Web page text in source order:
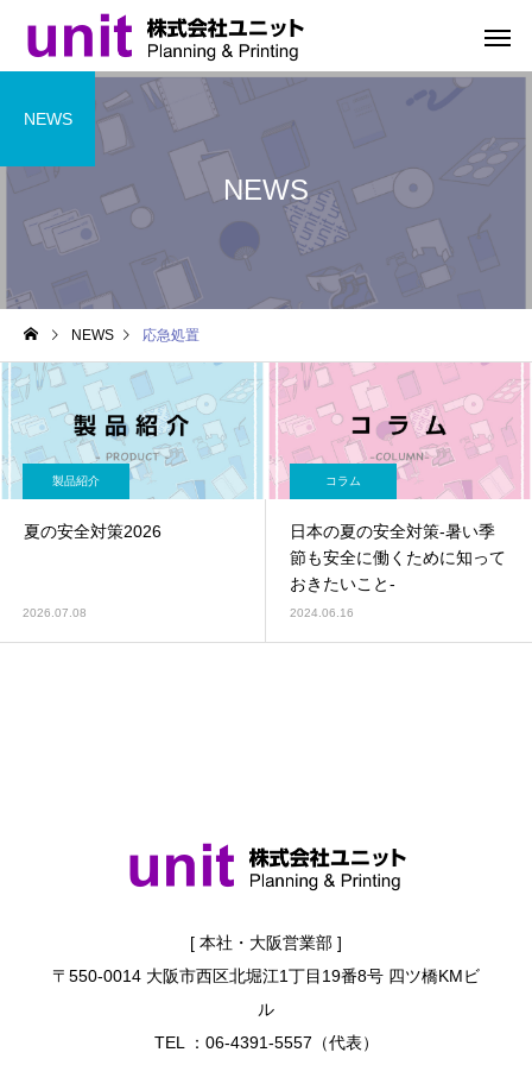
NEWS
NEWS
NEWS 応急処置
製品紹介
夏の安全対策2026
2026.07.08
コラム
日本の夏の安全対策-暑い季
節も安全に働くために知って
おきたいこと-
2024.06.16
[ 本社・大阪営業部 ]
〒550-0014 大阪市西区北堀江1丁目19番8号 四ツ橋KMビ
ル
TEL ：06-4391-5557（代表）